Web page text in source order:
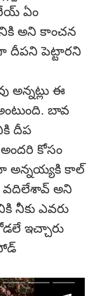
ఏం
అని కాంచన
దీపని పెట్టారని
అన్నట్లు ఈ
బావ
దీప
అందరి కోసం
అన్నయ్యకి కాల్
వదిలేశావ్ అని
నీకు ఎవరు
ఇచ్చారు